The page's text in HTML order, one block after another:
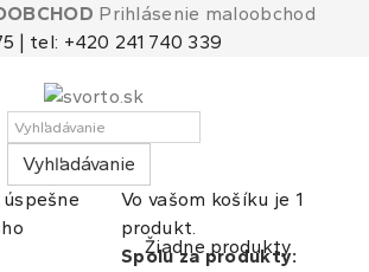
Prihlásenie maloobchod
| tel: +420 241 740 339
Vyhľadávanie
Košík
(prázdny)
Žiadne produkty
Vo vašom košíku je 1
produkt.
Spolu za produkty: